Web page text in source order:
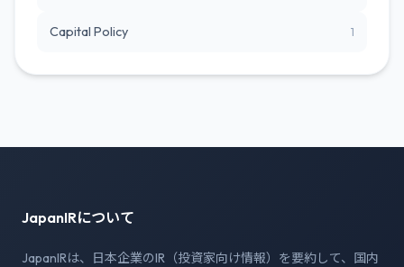
Capital Policy 1
JapanIRについて
JapanIRは、日本企業のIR（投資家向け情報）を要約して、国内